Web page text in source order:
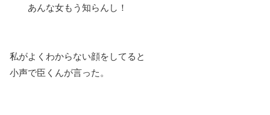
あんな女もう知らんし！
私がよくわからない顔をしてると
小声で臣くんが言った。